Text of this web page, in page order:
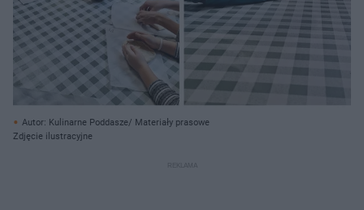
Autor: Kulinarne Poddasze/ Materiały prasowe
Zdjęcie ilustracyjne